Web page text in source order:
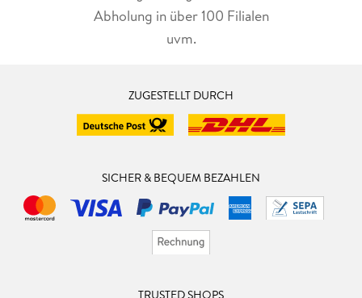
Abholung in über 100 Filialen
uvm.
ZUGESTELLT DURCH
SICHER & BEQUEM BEZAHLEN